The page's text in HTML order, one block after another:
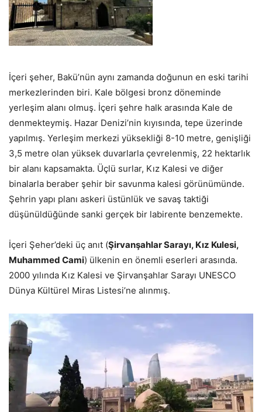
İçeri şeher, Bakü’nün aynı zamanda doğunun en eski tarihi
merkezlerinden biri. Kale bölgesi bronz döneminde
yerleşim alanı olmuş. İçeri şehre halk arasında Kale de
denmekteymiş. Hazar Denizi’nin kıyısında, tepe üzerinde
yapılmış. Yerleşim merkezi yüksekliği 8-10 metre, genişliği
3,5 metre olan yüksek duvarlarla çevrelenmiş, 22 hektarlık
bir alanı kapsamakta. Üçlü surlar, Kız Kalesi ve diğer
binalarla beraber şehir bir savunma kalesi görünümünde.
Şehrin yapı planı askeri üstünlük ve savaş taktiği
düşünüldüğünde sanki gerçek bir labirente benzemekte.
İçeri Şeher’deki üç anıt (Şirvanşahlar Sarayı, Kız Kulesi,
Muhammed Cami) ülkenin en önemli eserleri arasında.
2000 yılında Kız Kalesi ve Şirvanşahlar Sarayı UNESCO
Dünya Kültürel Miras Listesi’ne alınmış.